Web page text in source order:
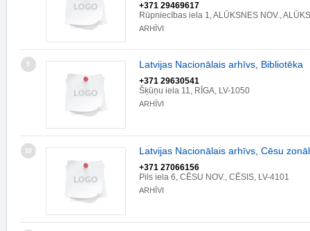
+371 29469617
Rūpniecības iela 1, ALŪKSNES NOV.,
ARHĪVI
9 Latvijas Nacionālais arhīvs, Bibliotēka
+371 29630541
Šķūņu iela 11, RĪGA, LV-1050
ARHĪVI
10 Latvijas Nacionālais arhīvs, Cēsu
+371 27066156
Pils iela 6, CĒSU NOV., CĒSIS, LV-4101
ARHĪVI